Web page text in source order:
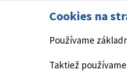
Cookies na
Používame
Taktiež